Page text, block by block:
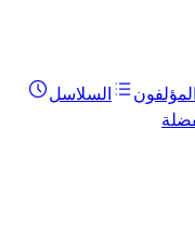
المؤلفون
السلاسل